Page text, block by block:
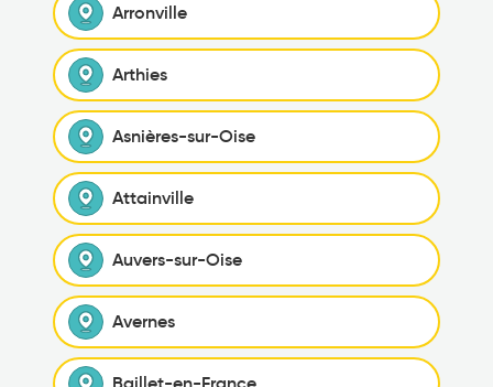
Arronville
Arthies
Asnières-sur-Oise
Attainville
Auvers-sur-Oise
Avernes